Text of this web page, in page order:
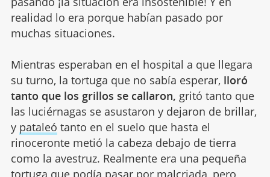
realidad lo era porque habían pasado por
muchas situaciones.
Mientras esperaban en el hospital a que llegara
su turno, la tortuga que no sabía esperar, lloró
tanto que los grillos se callaron, gritó tanto que
las luciérnagas se asustaron y dejaron de brillar,
y pataleó tanto en el suelo que hasta el
rinoceronte metió la cabeza debajo de tierra
como la avestruz. Realmente era una pequeña
tortuga que podía pasar por malcriada, pero